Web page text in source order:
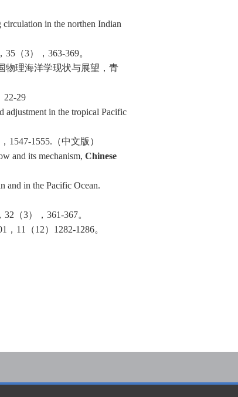
in the northen Indian
35 （3）， 363-369。
物理海洋学现状与展望，青
22-29
adjustment in the tropical Pacific
1547-1555. （中文版）
and its mechanism, Chinese
and in the Pacific Ocean.
32 （3）， 361-367。
， 11 （12） 1282-1286。